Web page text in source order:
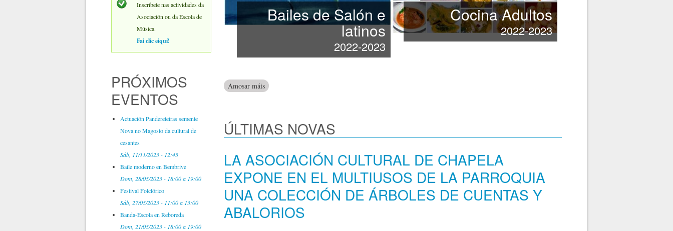
Inscríbete nas actividades da
Asociación ou da Escola de
Música.
Fai clic eiquí!
PRÓXIMOS
EVENTOS
Actuación Pandereteiras semente
Nova no Magosto da cultural de
cesantes
Sáb, 11/11/2023 - 12:45
Baile moderno en Bembrive
Dom, 28/05/2023 - 18:00a 19:00
Festival Folclórico
Sáb, 27/05/2023 - 11:00a 13:00
Banda-Escola en Reboreda
Dom, 21/05/2023 - 18:00a 19:00
Bailes de Salón e
latinos
2022-2023
Cocina Adultos
2022-2023
Amosar máis Actividades ou cursos que a Asociación vai iniciar próximamente.
ÚLTIMAS NOVAS
LA ASOCIACIÓN CULTURAL DE CHAPELA
EXPONE EN EL MULTIUSOS DE LA PARROQUIA
UNA COLECCIÓN DE ÁRBOLES DE CUENTAS Y
ABALORIOS